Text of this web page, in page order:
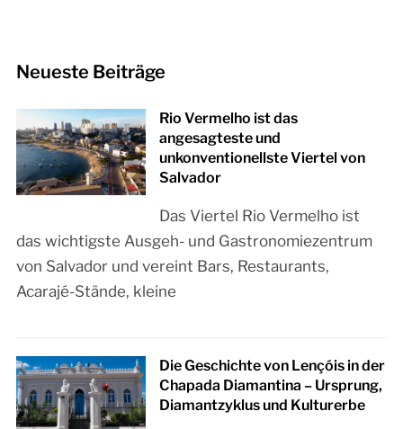
Neueste Beiträge
Rio Vermelho ist das
angesagteste und
unkonventionellste Viertel von
Salvador
Das Viertel Rio Vermelho ist
das wichtigste Ausgeh- und Gastronomiezentrum
von Salvador und vereint Bars, Restaurants,
Acarajé-Stände, kleine
Die Geschichte von Lençóis in der
Chapada Diamantina – Ursprung,
Diamantzyklus und Kulturerbe